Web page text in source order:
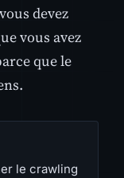
devez
vous avez
que le
le crawling